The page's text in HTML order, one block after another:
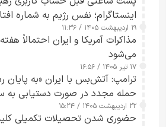
اینستاگرام؛ نفس رژیم به شماره
۱۹ اردیبهشت ۱۴۰۵ / ۱۱:۳۶
مذاکرات آمریکا و ایران احتمالاً
می‌شود
۱۷ تیر ۱۴۰۵ / ۱۶:۵۶
ترامپ: آتش‌بس با ایران «به پایان
حمله مجدد در صورت دستیابی به
۲۲ اردیبهشت ۱۴۰۵ / ۱۵:۲۴
حضوری شدن تحصیلات تکمیلی